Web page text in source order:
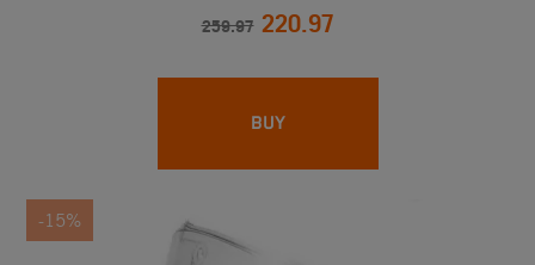
259.97 220.97
BUY
-15%